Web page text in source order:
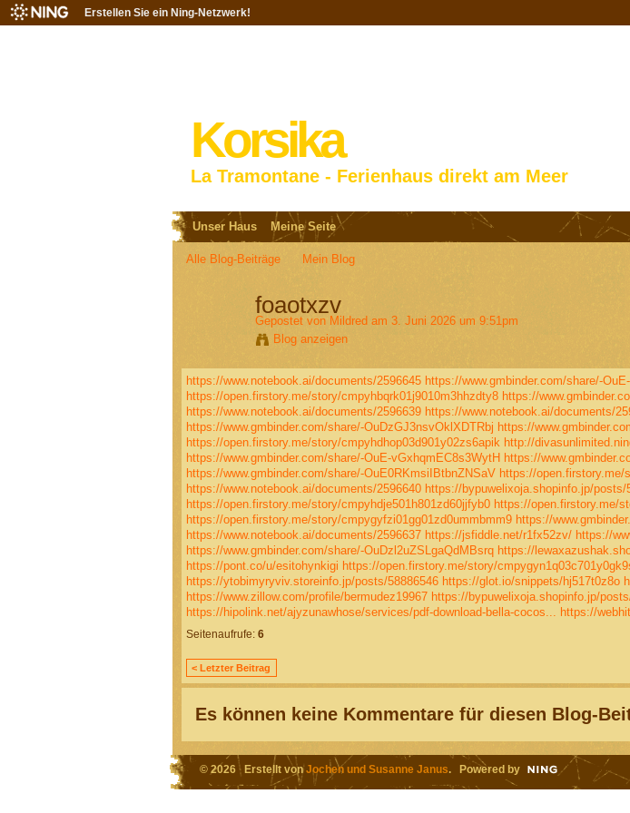
Erstellen Sie ein Ning-Netzwerk!
Korsika
La Tramontane - Ferienhaus direkt am Meer
Unser Haus Meine Seite
Alle Blog-Beiträge Mein Blog
foaotxzv
Gepostet von Mildred am 3. Juni 2026 um 9:51pm
Blog anzeigen
https://www.notebook.ai/documents/2596645 https://www.gmbinder.com/share/-
https://open.firstory.me/story/cmpyhbqrk01j9010m3hhzdty8 https://
https://www.notebook.ai/documents/2596639 https://www.notebook.ai/documents/
https://www.gmbinder.com/share/-OuDzGJ3nsvOklXDTRbj https://
https://open.firstory.me/story/cmpyhdhop03d901y02zs6apik http://
https://www.gmbinder.com/share/-OuE-vGxhqmEC8s3WytH https://
https://www.gmbinder.com/share/-OuE0RKmsiIBtbnZNSaV https://open.firstory.me/
https://www.notebook.ai/documents/2596640 https://bypuwelixoja.shopinfo.jp/posts/
https://open.firstory.me/story/cmpyhdje501h801zd60jjfyb0 https://open.firstory.me/
https://open.firstory.me/story/cmpygyfzi01gg01zd0ummbmm9 https://
https://www.notebook.ai/documents/2596637 https://jsfiddle.net/r1fx52zv/ https://
https://www.gmbinder.com/share/-OuDzl2uZSLgaQdMBsrq https://
https://pont.co/u/esitohynkigi https://open.firstory.me/story/
https://ytobimyryviv.storeinfo.jp/posts/58886546 https://glot.io/snippets/hj517t0z8o
https://www.zillow.com/profile/bermudez19967 https://bypuwelixoja.shopinfo.jp/
https://hipolink.net/ajyzunawhose/services/pdf-download-bella-cocos...
https://
Seitenaufrufe: 6
< Letzter Beitrag
Es können keine Kommentare für diesen Blog-
© 2026 Erstellt vonJochen und Susanne Janus. Powered by